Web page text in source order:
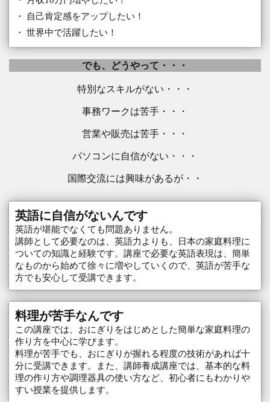
・ 自己肯定感をアップしたい！
・ 世界中で活躍したい！
でも、どうやって・・・
特別なスキルがない・・・
事務ワークは苦手・・・
営業や販売は苦手・・・
パソコンに自信がない・・・
国際交流には興味があるが・・
英語に自信がないんです
英語が堪能でなくても問題ありません。
講師として必要なのは、英語力よりも、日本の家庭料理に
ついての知識と経験です。講座で必要な英語表現は、簡単
なものから始めて徐々に増やしていくので、英語が苦手な
方でも安心して受講できます。
料理が苦手なんです
この講座では、おにぎりをはじめとした簡単な家庭料理の
作り方を中心に学びます。
料理が苦手でも、おにぎりが握れる程度の技術があれば十
分に受講できます。また、講師養成講座では、基本的な料
理の作り方や調理器具の使い方など、初心者にもわかりや
すい授業を提供します。